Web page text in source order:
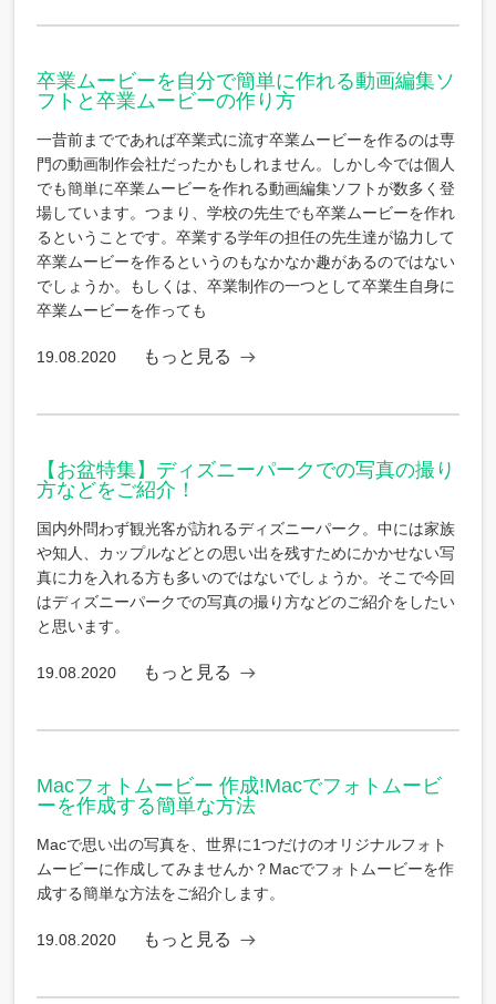
卒業ムービーを自分で簡単に作れる動画編集ソ
フトと卒業ムービーの作り方
一昔前までであれば卒業式に流す卒業ムービーを作るのは専
門の動画制作会社だったかもしれません。しかし今では個人
でも簡単に卒業ムービーを作れる動画編集ソフトが数多く登
場しています。つまり、学校の先生でも卒業ムービーを作れ
るということです。卒業する学年の担任の先生達が協力して
卒業ムービーを作るというのもなかなか趣があるのではない
でしょうか。もしくは、卒業制作の一つとして卒業生自身に
卒業ムービーを作っても
19.08.2020 もっと見る
【お盆特集】ディズニーパークでの写真の撮り
方などをご紹介！
国内外問わず観光客が訪れるディズニーパーク。中には家族
や知人、カップルなどとの思い出を残すためにかかせない写
真に力を入れる方も多いのではないでしょうか。そこで今回
はディズニーパークでの写真の撮り方などのご紹介をしたい
と思います。
19.08.2020 もっと見る
Macフォトムービー 作成!Macでフォトムービ
ーを作成する簡単な方法
Macで思い出の写真を、世界に1つだけのオリジナルフォト
ムービーに作成してみませんか？Macでフォトムービーを作
成する簡単な方法をご紹介します。
19.08.2020 もっと見る